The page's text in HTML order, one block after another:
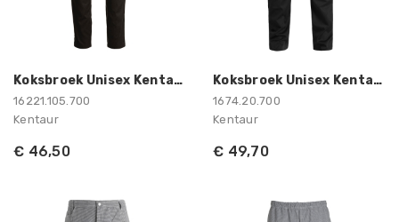
Koksbroek Unisex Kentaur
16221.105.700
Kentaur
€ 46,50
Koksbroek Unisex Kentaur
1674.20.700
Kentaur
€ 49,70